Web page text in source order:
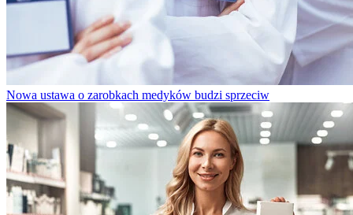
Nowa ustawa o zarobkach medyków budzi sprzeciw